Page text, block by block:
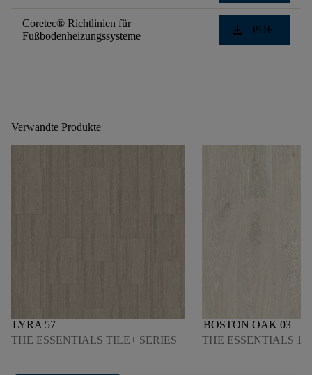
Coretec® Richtlinien für
Fußbodenheizungssysteme
download PDF
Verwandte Produkte
LYRA 57
THE ESSENTIALS TILE+ SERIES
BOSTON OAK 03
THE ESSENTIALS